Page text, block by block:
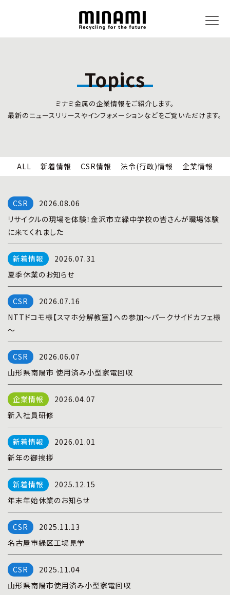
CSR情報
企業情報
全国事業所紹介
事業内容
リサイクルサービス
小型家電リサイクル法
全国の回収対応
プライバシーポリシー
Topics
ミナミ金属の企業情報をご紹介します。
最新のニュースリリースやインフォメーションなどをご覧いただけます。
ALL 新着情報 CSR情報 法令(行政)情報 企業情報
2026.08.06
リサイクルの現場を体験！金沢市立緑中学校の皆さんが職場体験
に来てくれました
2026.07.31
夏季休業のお知らせ
2026.07.16
NTTドコモ様【スマホ分解教室】への参加～パークサイドカフェ様
～
2026.06.07
山形県南陽市 使用済み小型家電回収
2026.04.07
新入社員研修
2026.01.01
新年の御挨拶
2025.12.15
年末年始休業のお知らせ
2025.11.13
名古屋市緑区工場見学
2025.11.04
山形県南陽市使用済み小型家電回収